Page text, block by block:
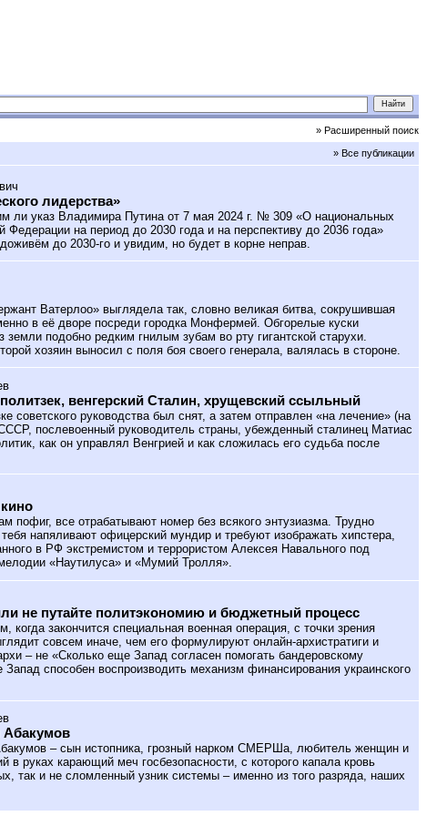
» Расширенный поиск
» Все публикации
лидерства»
ли указ Владимира Путина от 7 мая 2024 г. № 309 «О национальных
Федерации на период до 2030 года и на перспективу до 2036 года»
до 2030-го и увидим, но будет в корне неправ.
Ватерлоо» выглядела так, словно великая битва, сокрушившая
в её дворе посреди городка Монфермей. Обгорелые куски
земли подобно редким гнилым зубам во рту гигантской старухи.
хозяин выносил с поля боя своего генерала, валялась в стороне.
венгерский Сталин, хрущевский ссыльный
советского руководства был снят, а затем отправлен «на лечение» (на
послевоенный руководитель страны, убежденный сталинец Матиас
как он управлял Венгрией и как сложилась его судьба после
пофиг, все отрабатывают номер без всякого энтузиазма. Трудно
напяливают офицерский мундир и требуют изображать хипстера,
в РФ экстремистом и террористом Алексея Навального под
«Наутилуса» и «Мумий Тролля».
не путайте политэкономию и бюджетный процесс
когда закончится специальная военная операция, с точки зрения
совсем иначе, чем его формулируют онлайн-архистратиги и
– не «Сколько еще Запад согласен помогать бандеровскому
способен воспроизводить механизм финансирования украинского
– сын истопника, грозный нарком СМЕРШа, любитель женщин и
в руках карающий меч госбезопасности, с которого капала кровь
так и не сломленный узник системы – именно из того разряда, наших